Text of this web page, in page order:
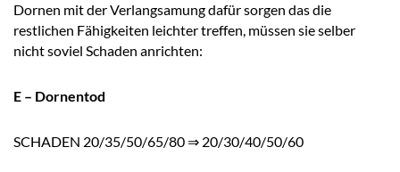
Dornen mit der Verlangsamung dafür sorgen das die
restlichen Fähigkeiten leichter treffen, müssen sie selber
nicht soviel Schaden anrichten:
E – Dornentod
SCHADEN 20/35/50/65/80 ⇒ 20/30/40/50/60